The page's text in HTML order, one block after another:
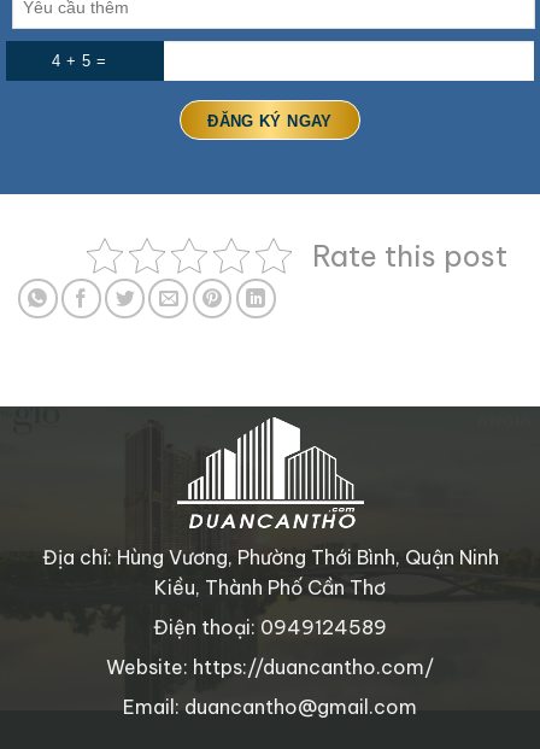
4 + 5 =
Rate this post
Địa chỉ: Hùng Vương, Phường Thới Bình, Quận Ninh
Kiều, Thành Phố Cần Thơ
Điện thoại: 0949124589
Website: https://duancantho.com/
Email: duancantho@gmail.com